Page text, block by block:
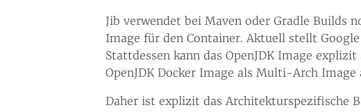
Jib verwendet bei Maven oder Gradle Builds
Image für den Container. Aktuell stellt
Stattdessen kann das OpenJDK Image
OpenJDK Docker Image als Multi-Arch
Daher ist explizit das Architekturspezifische